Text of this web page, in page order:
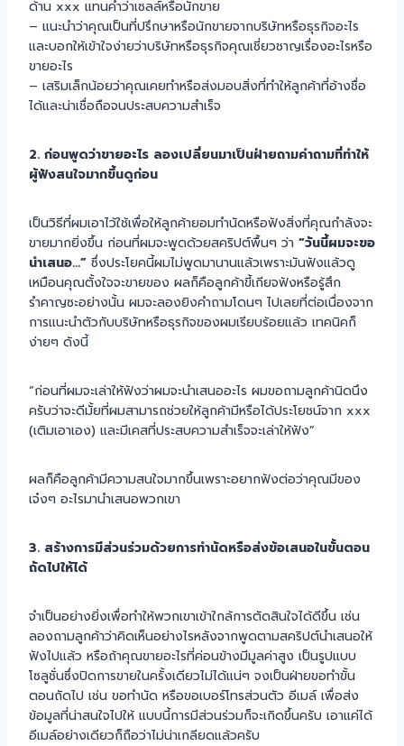
ด้าน xxx แทนคำว่าเซลล์หรือนักขาย
– แนะนำว่าคุณเป็นที่ปรึกษาหรือนักขายจากบริษัทหรือธุรกิจอะไร
และบอกให้เข้าใจง่ายว่าบริษัทหรือธุรกิจคุณเชี่ยวชาญเรื่องอะไรหรือ
ขายอะไร
– เสริมเล็กน้อยว่าคุณเคยทำหรือส่งมอบสิ่งที่ทำให้ลูกค้าที่อ้างชื่อ
ได้และน่าเชื่อถือจนประสบความสำเร็จ
2. ก่อนพูดว่าขายอะไร ลองเปลี่ยนมาเป็นฝ่ายถามคำถามที่ทำให้
ผู้ฟังสนใจมากขึ้นดูก่อน
เป็นวิธีที่ผมเอาไว้ใช้เพื่อให้ลูกค้ายอมทำนัดหรือฟังสิ่งที่คุณกำลังจะ
ขายมากยิ่งขึ้น ก่อนที่ผมจะพูดด้วยสคริปต์พื้นๆ ว่า “วันนี้ผมจะขอ
นำเสนอ…” ซึ่งประโยคนี้ผมไม่พูดมานานแล้วเพราะมันฟังแล้วดู
เหมือนคุณตั้งใจจะขายของ ผลก็คือลูกค้าขี้เกียจฟังหรือรู้สึก
รำคาญซะอย่างนั้น ผมจะลองยิงคำถามโดนๆ ไปเลยที่ต่อเนื่องจาก
การแนะนำตัวกับบริษัทหรือธุรกิจของผมเรียบร้อยแล้ว เทคนิคก็
ง่ายๆ ดังนี้
“ก่อนที่ผมจะเล่าให้ฟังว่าผมจะนำเสนออะไร ผมขอถามลูกค้านิดนึง
ครับว่าจะดีมั้ยที่ผมสามารถช่วยให้ลูกค้ามีหรือได้ประโยชน์จาก xxx
(เติมเอาเอง) และมีเคสที่ประสบความสำเร็จจะเล่าให้ฟัง”
ผลก็คือลูกค้ามีความสนใจมากขึ้นเพราะอยากฟังต่อว่าคุณมีของ
เจ๋งๆ อะไรมานำเสนอพวกเขา
3. สร้างการมีส่วนร่วมด้วยการทำนัดหรือส่งข้อเสนอในขั้นตอน
ถัดไปให้ได้
จำเป็นอย่างยิ่งเพื่อทำให้พวกเขาเข้าใกล้การตัดสินใจได้ดีขึ้น เช่น
ลองถามลูกค้าว่าคิดเห็นอย่างไรหลังจากพูดตามสคริปต์นำเสนอให้
ฟังไปแล้ว หรือถ้าคุณขายอะไรที่ค่อนข้างมีมูลค่าสูง เป็นรูปแบบ
โซลูชั่นซึ่งปิดการขายในครั้งเดียวไม่ได้แน่ๆ จงเป็นฝ่ายขอทำขั้น
ตอนถัดไป เช่น ขอทำนัด หรือขอเบอร์โทรส่วนตัว อีเมล์ เพื่อส่ง
ข้อมูลที่น่าสนใจไปให้ แบบนี้การมีส่วนร่วมก็จะเกิดขึ้นครับ เอาแค่ได้
อีเมล์อย่างเดียวก็ถือว่าไม่น่าเกลียดแล้วครับ